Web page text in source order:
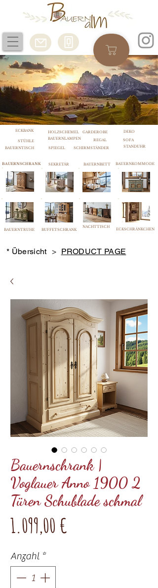
BAUERNTISCH SPIEGEL SCHIRMSTÄNDER
BAUERNSCHRANK SEKRETÄR
BAUERNTRUHE BUFFETSCHRANK
BAUERNBETT
NACHTTISCH
STANDUHR
BAUERNKOMMODE
ECKSCHRÄNKCHEN
* Übersicht > PRODUCT PAGE
BAUERNLAMPEN REGAL SOFA
ECKBANK
STÜHLE
HOLZSCHEMEL GARDEROBE DEKO
Bauernschrank |
Voglauer Anno 1900 2
Türen Schublade schmal
1.099,00 €
Anzahl *